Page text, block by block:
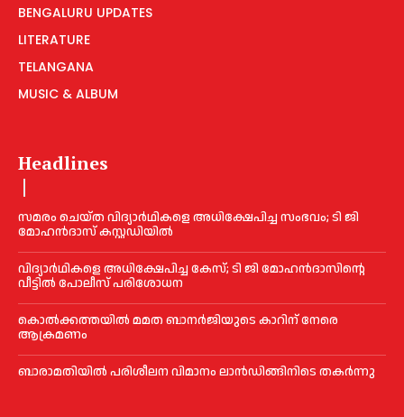
BENGALURU UPDATES
LITERATURE
TELANGANA
MUSIC & ALBUM
Headlines
സമരം ചെയ്ത വിദ്യാര്‍ഥികളെ അധിക്ഷേപിച്ച സംഭവം; ടി ജി
മോഹന്‍ദാസ് കസ്റ്റഡിയിൽ
വിദ്യാര്‍ഥികളെ അധിക്ഷേപിച്ച കേസ്; ടി ജി മോഹന്‍ദാസിന്റെ
വീട്ടില്‍ പോലീസ് പരിശോധന
കൊല്‍ക്കത്തയില്‍ മമത ബാനര്‍ജിയുടെ കാറിന് നേരെ
ആക്രമണം
ബാരാമതിയില്‍ പരിശീലന വിമാനം ലാന്‍ഡിങ്ങിനിടെ തകര്‍ന്നു